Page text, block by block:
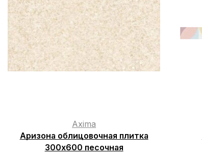
Axima
Аризона облицовочная плитка
300х600 песочная